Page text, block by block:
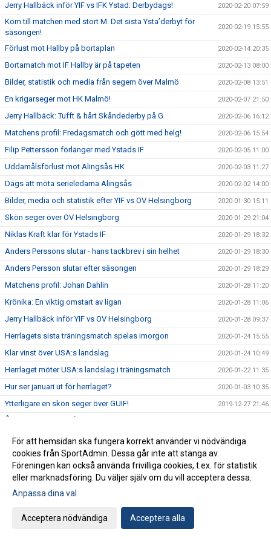
Jerry Hallbäck inför YIF vs IFK Ystad: Derbydags! 2020-02-20 07:59
Kom till matchen med stort M. Det sista Ysta’derbyt för
säsongen!
2020-02-19 15:55
Förlust mot Hallby på bortaplan 2020-02-14 20:35
Bortamatch mot IF Hallby är på tapeten 2020-02-13 08:00
Bilder, statistik och media från segern över Malmö 2020-02-08 13:51
En krigarseger mot HK Malmö! 2020-02-07 21:50
Jerry Hallbäck: Tufft & hårt Skåndederby på G 2020-02-06 16:12
Matchens profil: Fredagsmatch och gött med helg! 2020-02-06 15:54
Filip Pettersson förlänger med Ystads IF 2020-02-05 11:00
Uddamålsförlust mot Alingsås HK 2020-02-03 11:27
Dags att möta serieledarna Alingsås 2020-02-02 14:00
Bilder, media och statistik efter YIF vs OV Helsingborg 2020-01-30 15:11
Skön seger över OV Helsingborg 2020-01-29 21:04
Niklas Kraft klar för Ystads IF 2020-01-29 18:32
Anders Perssons slutar - hans tackbrev i sin helhet 2020-01-29 18:30
Anders Persson slutar efter säsongen 2020-01-29 18:29
Matchens profil: Johan Dahlin 2020-01-28 11:20
Krönika: En viktig omstart av ligan 2020-01-28 11:06
Jerry Hallbäck inför YIF vs OV Helsingborg 2020-01-28 09:37
Herrlagets sista träningsmatch spelas imorgon 2020-01-24 15:55
Klar vinst över USA:s landslag 2020-01-24 10:49
Herrlaget möter USA:s landslag i träningsmatch 2020-01-22 11:35
Hur ser januari ut för herrlaget? 2020-01-03 10:35
Ytterligare en skön seger över GUIF! 2019-12-27 21:46
Mario Lipovac lämnar Ystads IF efter säsongen 2019-12-26 11:00
Förlust i decenniets sista hemmamatch 2019-12-20 22:14
Jerry Hallbäck inför YIF vs IFK Kristianstad
Matchens profil: Jonathan Svensson
Krönika: Decenniets sista himmamatch
Förlust mot IFK Kristianstad i rond 1
För att hemsidan ska fungera korrekt använder vi nödvändiga
cookies från SportAdmin. Dessa går inte att stänga av.
Föreningen kan också använda frivilliga cookies, t.ex. för statistik
eller marknadsföring. Du väljer själv om du vill acceptera dessa.
Anpassa dina val
Acceptera nödvändiga Acceptera alla